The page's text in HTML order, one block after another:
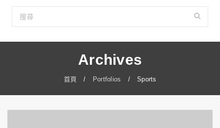
Archives
首頁 / Portfolios / Sports